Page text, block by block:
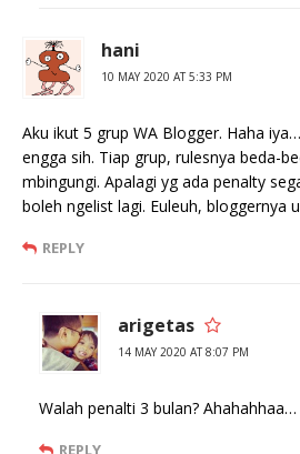
hani
10 MAY 2020 AT 5:33 PM
Aku ikut 5 grup WA Blogger. Haha
engga sih. Tiap grup, rulesnya beda-
mbingungi. Apalagi yg ada penalty
boleh ngelist lagi. Euleuh, bloggernya
REPLY
arigetas
14 MAY 2020 AT 8:07 PM
Walah penalti 3 bulan?